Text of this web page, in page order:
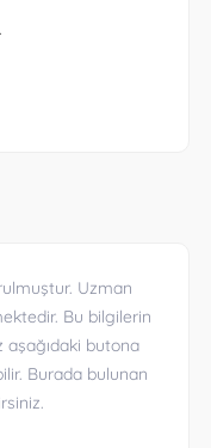
Uzman
Bu bilgilerin
aşağıdaki butona
Burada bulunan